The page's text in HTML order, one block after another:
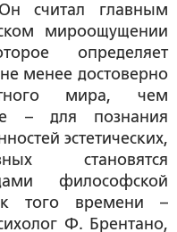
считал главным
мироощущении
определяет
менее достоверно
мира, чем
– для познания
эстетических,
становятся
философской
того времени –
Ф. Брентано,